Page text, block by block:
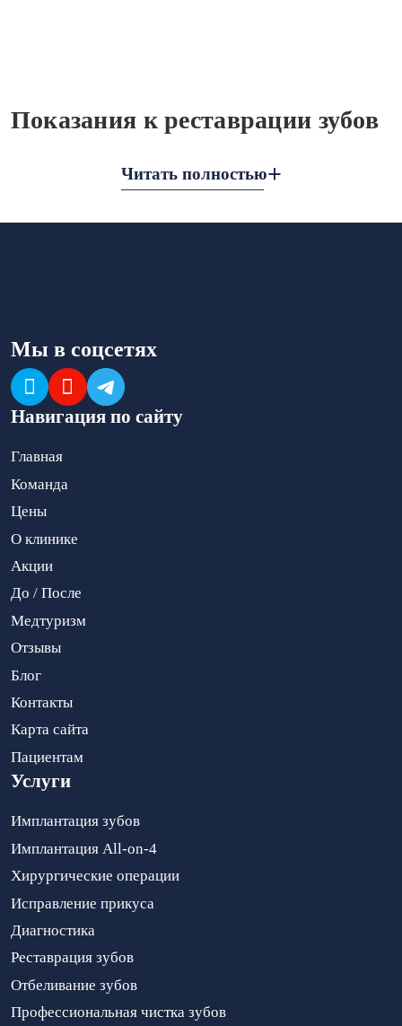
Показания к реставрации зубов
Читать полностью
Мы в соцсетях
Навигация по сайту
Главная
Команда
Цены
О клинике
Акции
До / После
Медтуризм
Отзывы
Блог
Контакты
Карта сайта
Пациентам
Услуги
Имплантация зубов
Имплантация All-on-4
Хирургические операции
Исправление прикуса
Диагностика
Реставрация зубов
Отбеливание зубов
Профессиональная чистка зубов